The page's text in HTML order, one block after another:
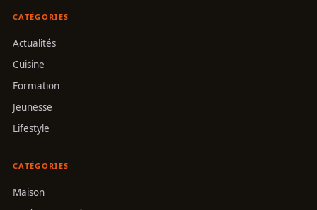
CATÉGORIES
Actualités
Cuisine
Formation
Jeunesse
Lifestyle
CATÉGORIES
Maison